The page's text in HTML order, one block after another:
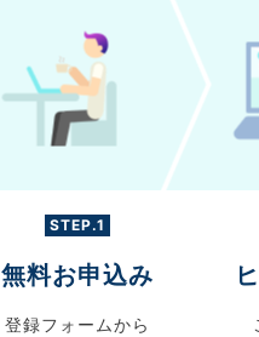
STEP.1
無料お申込み
登録フォームから